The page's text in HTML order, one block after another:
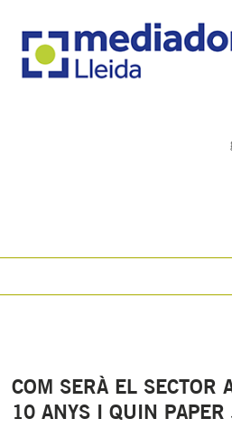
COM SERÀ EL SECTOR
10 ANYS I QUIN PAPER